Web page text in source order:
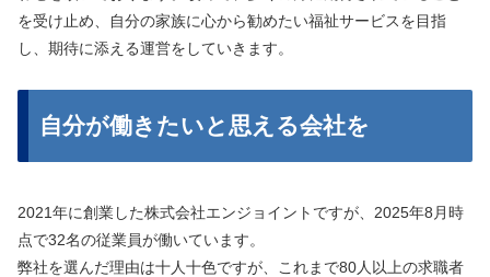
を受け止め、自分の家族に心から勧めたい福祉サービスを目指
し、期待に添える運営をしていきます。
自分が働きたいと思える会社を
2021年に創業した株式会社エンジョイントですが、2025年8月時
点で32名の従業員が働いています。
弊社を選んだ理由は十人十色ですが、これまで80人以上の求職者